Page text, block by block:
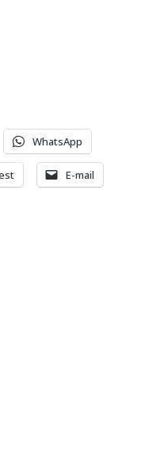
WhatsApp
E-mail